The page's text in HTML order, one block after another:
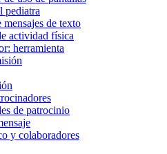
pediatra
mensajes de texto
activida​d física
herramienta
de patrocinio
y colaboradores